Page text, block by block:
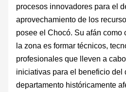
procesos innovadores para el
aprovechamiento de los
posee el Chocó. Su afán como
la zona es formar técnicos,
profesionales que lleven a
iniciativas para el beneficio del
departamento históricamente